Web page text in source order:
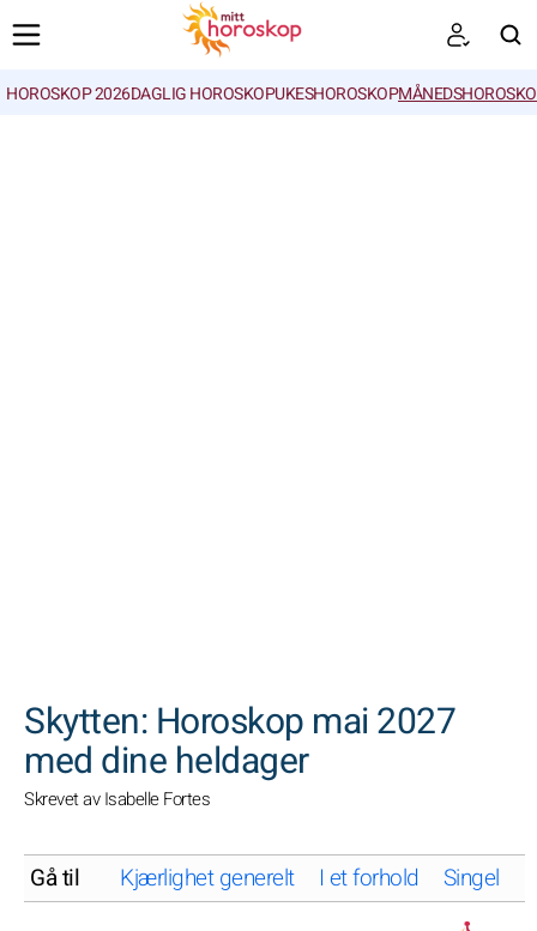
HOROSKOP 2026DAGLIG HOROSKOPUKESHOROSKOP
Skytten: Horoskop mai 2027
med dine heldager
Skrevet av Isabelle Fortes
Gå til Kjærlighet generelt I et forhold Singel